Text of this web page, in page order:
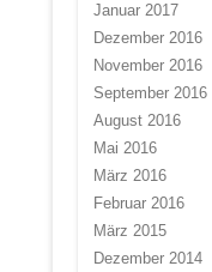
Januar 2017
Dezember 2016
November 2016
September 2016
August 2016
Mai 2016
März 2016
Februar 2016
März 2015
Dezember 2014